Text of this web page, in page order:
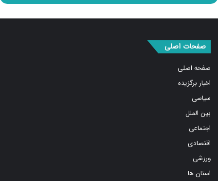
صفحات اصلی
صفحه اصلی
اخبار برگزیده
سیاسی
بین الملل
اجتماعی
اقتصادی
ورزشی
استان ها